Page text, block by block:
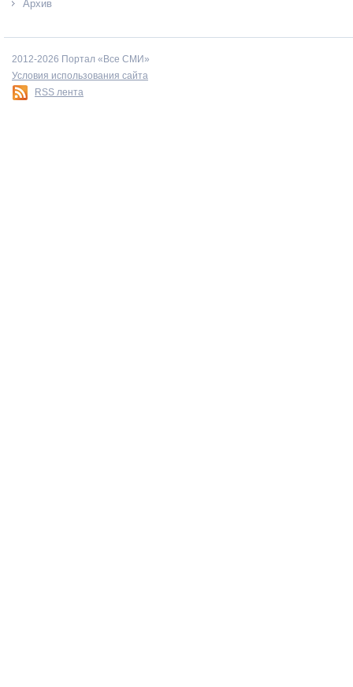
Архив
2012-2026 Портал «Все СМИ»
Условия использования сайта
RSS лента